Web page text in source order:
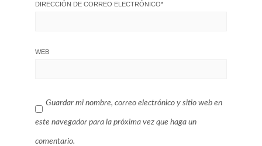
DIRECCIÓN DE CORREO ELECTRÓNICO*
WEB
Guardar mi nombre, correo electrónico y sitio web en
este navegador para la próxima vez que haga un
comentario.